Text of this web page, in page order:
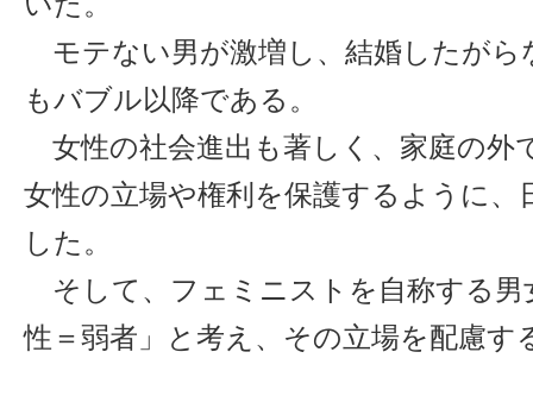
モテない男が激増し、結婚したがら
もバブル以降である。
女性の社会進出も著しく、家庭の外
女性の立場や権利を保護するように
した。
そして、フェミニストを自称する男
性＝弱者」と考え、その立場を配慮す